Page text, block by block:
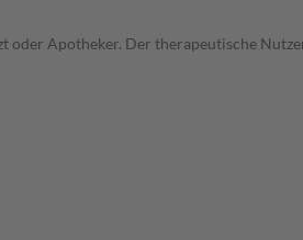
Apotheker. Der therapeutische